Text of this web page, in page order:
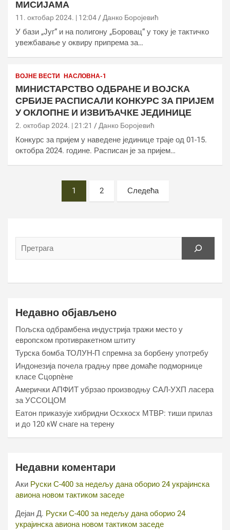
МИСИЈАМА
11. октобар 2024. | 12:04 Данко Боројевић
У бази „Југ“ и на полигону „Боровац“ у току је тактичко
увежбавање у оквиру припрема за…
ВОЈНЕ ВЕСТИ НАСЛОВНА-1
МИНИСТАРСТВО ОДБРАНЕ И ВОЈСКА
СРБИЈЕ РАСПИСАЛИ КОНКУРС ЗА ПРИЈЕМ
У ОКЛОПНЕ И ИЗВИЂАЧКЕ ЈЕДИНИЦЕ
2. октобар 2024. | 21:21 Данко Боројевић
Конкурс за пријем у наведене јединице траје од 01-15.
октобра 2024. године. Расписан је за пријем…
пагинатион
1 2 Следећа
Недавно објављено
Пољска одбрамбена индустрија тражи место у
европском противракетном штиту
Турска бомба ТОЛУН-П спремна за борбену употребу
Индонезија почела градњу прве домаће подморнице
класе Сцорпèне
Амерички АПФИТ убрзао производњу САЛ-УХП ласера
за УССОЦОМ
Еатон приказује хибридни Осхкосх МТВР: тиши прилаз
и до 120 кW снаге на терену
Недавни коментари
Аки Руски С-400 за недељу дана оборио 24 украјинска
авиона новом тактиком заседе
Дејан Д. Руски С-400 за недељу дана оборио 24
украјинска авиона новом тактиком заседе